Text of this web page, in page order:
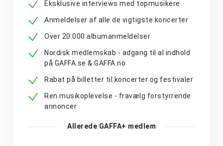
Eksklusive interviews med topmusikere
Anmeldelser af alle de vigtigste koncerter
Over 20.000 albumanmeldelser
Nordisk medlemskab - adgang til al indhold
på GAFFA.se & GAFFA.no
Rabat på billetter til koncerter og festivaler
Ren musikoplevelse - fravælg forstyrrende
annoncer
Allerede GAFFA+ medlem